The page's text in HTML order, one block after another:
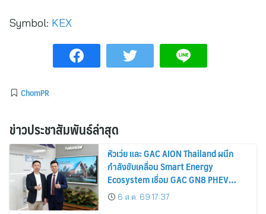
Symbol: KEX
ChomPR
ข่าวประชาสัมพันธ์ล่าสุด
หัวเว่ย และ GAC AION Thailand ผนึก
กำลังขับเคลื่อน Smart Energy
Ecosystem เชื่อม GAC GN8 PHEV
รถยนต์ MPV ระดับพรีเมียม เข้ากับ
พลังงานแสงอาทิตย์ภายในบ้าน
6 ส.ค. 69 17:37